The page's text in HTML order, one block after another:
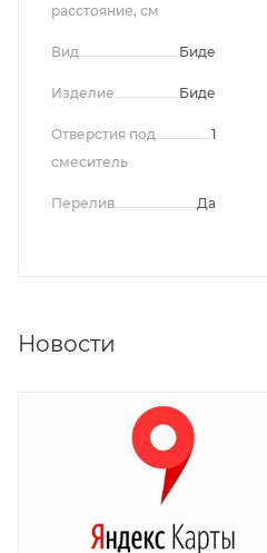
расстояние, см
Вид Биде
Изделие Биде
Отверстия под
смеситель
1
Перелив Да
Новости